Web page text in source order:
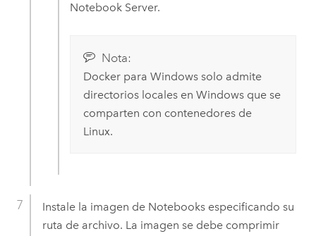
Notebook Server.
Nota:
Dockerpara Windowssolo admite
directorios locales en Windowsque se
comparten con contenedores de
Linux.
Instale la imagen de Notebooksespecificando su
ruta de archivo. La imagen se debe comprimir